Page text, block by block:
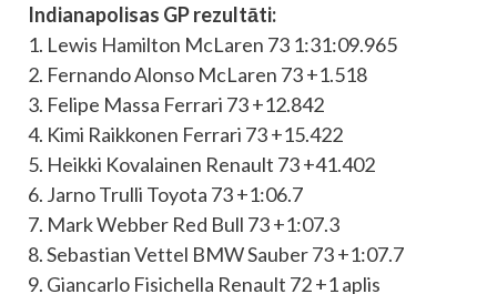
Indianapolisas GP rezultāti:
1. Lewis Hamilton McLaren 73 1:31:09.965
2. Fernando Alonso McLaren 73 +1.518
3. Felipe Massa Ferrari 73 +12.842
4. Kimi Raikkonen Ferrari 73 +15.422
5. Heikki Kovalainen Renault 73 +41.402
6. Jarno Trulli Toyota 73 +1:06.7
7. Mark Webber Red Bull 73 +1:07.3
8. Sebastian Vettel BMW Sauber 73 +1:07.7
9. Giancarlo Fisichella Renault 72 +1 aplis